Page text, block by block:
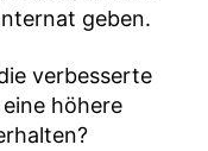
geben.
verbesserte
höhere